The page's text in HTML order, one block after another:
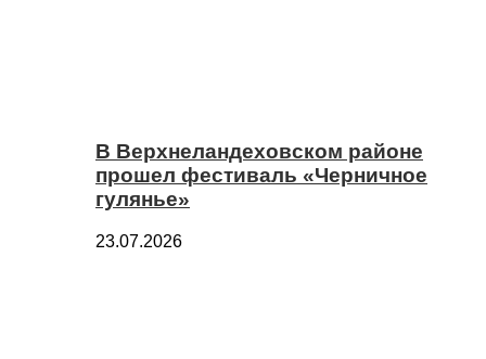
В Верхнеландеховском районе
прошел фестиваль «Черничное
гулянье»
23.07.2026